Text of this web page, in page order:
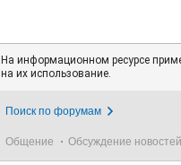
На информационном ресурсе
на их использование.
Поиск по форумам
Общение Обсуждение новостей